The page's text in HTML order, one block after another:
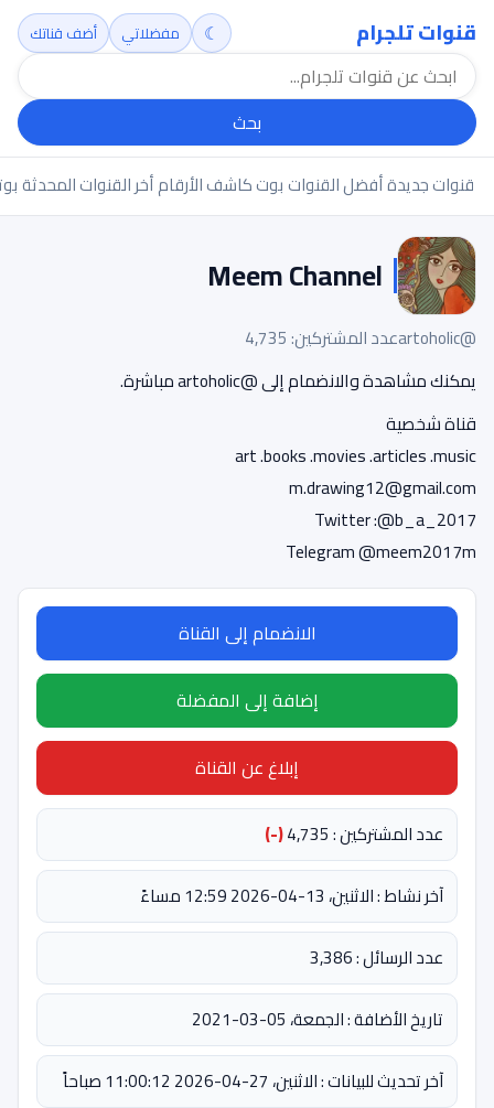
قنوات تلجرام
بحث
☾ مفضلاتي أضف قناتك
قنوات جديدةأفضل القنواتبوت كاشف الأرقامأخر القنوات المحدثة
Meem Channel
@artoholic
عدد المشتركين: 4,735
يمكنك مشاهدة والانضمام إلى @artoholic مباشرة.
قناة شخصية
art .books .movies .articles .music
m.drawing12@gmail.com
Twitter :@b_a_2017
Telegram @meem2017m
الانضمام إلى القناة
إضافة إلى المفضلة
إبلاغ عن القناة
عدد المشتركين : 4,735
(-)
آخر نشاط : الاثنين، 13-04-2026 12:59 مساءً
عدد الرسائل : 3,386
تاريخ الأضافة : الجمعة، 05-03-2021
آخر تحديث للبيانات : الاثنين، 27-04-2026 11:00:12 صباحاً